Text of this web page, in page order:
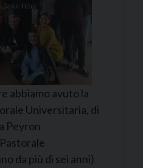
abbiamo avuto la
Universitaria, di
Peyron
da più di sei anni)